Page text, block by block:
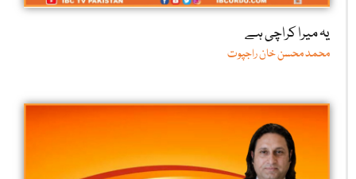
یہ میرا کراچی ہے
محمد محسن خان راجپوت